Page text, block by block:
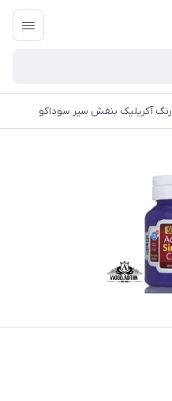
رنگ آکریلیک بنفش سیر سوداکو